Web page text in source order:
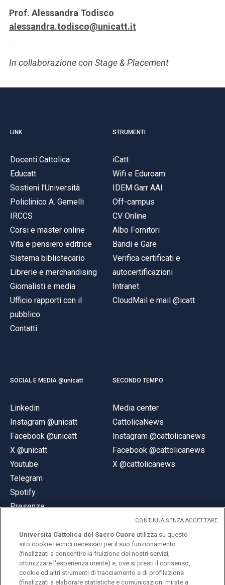
Prof. Alessandra Todisco
alessandra.todisco@unicatt.it
In collaborazione con Stage & Placement
LINK
Docenti Cattolica
Educatt
Sostieni l'Università
Policlinico A. Gemelli
IRCCS
Corsi e master online
Vita e pensiero editrice
Sistema bibliotecario
Librerie e merchandising
Giornalisti e media
Ufficio rapporti con il
pubblico
Contatti
STRUMENTI
iCatt
Wifi e Eduroam
IDEM Garr AAI
Off-campus
CV Online
Albo Fornitori
Bandi e Gare
Verifica certificati e
autocertificazioni
Intranet
CloudMail e mail @icatt
SOCIAL E MEDIA @unicatt
Linkedin
Instagram @unicatt
Facebook @unicatt
X @unicatt
Youtube
Telegram
Spotify
Presenza
SECONDO TEMPO
Media center
CattolicaNews
Instagram @cattolicanews
Facebook @cattolicanews
X @cattolicanews
© Università Cattolica del Sacro Cuore
Largo A. Gemelli 1, 20123 Milano
Università Cattolica del Sacro Cuore utilizza su questo
sito cookie tecnici necessari per il suo funzionamento
(finalizzati a consentire la fruizione dei nostri servizi,
ottimizzare l'esperienza utente) e, ove si presti il consenso,
cookie ed altri strumenti di tracciamento e di profilazione
(finalizzati a elaborare statistiche e comunicazioni mirate a
CONTINUA SENZA ACCETTARE